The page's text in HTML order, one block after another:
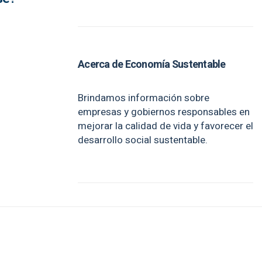
Acerca de Economía Sustentable
Brindamos información sobre
empresas y gobiernos responsables en
mejorar la calidad de vida y favorecer el
desarrollo social sustentable.